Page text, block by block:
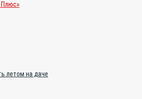
Плюс»
летом на даче